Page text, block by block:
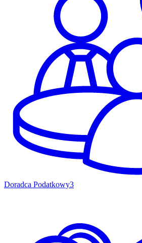
Doradca Podatkowy3